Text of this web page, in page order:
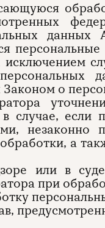
данных
о
случае, если
незаконно
а
или в
при